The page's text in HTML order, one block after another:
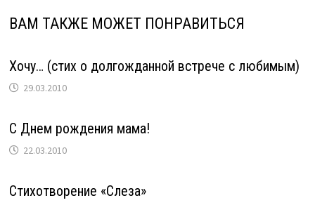
ВАМ ТАКЖЕ МОЖЕТ ПОНРАВИТЬСЯ
Хочу… (стих о долгожданной встрече с любимым)
29.03.2010
С Днем рождения мама!
22.03.2010
Стихотворение «Слеза»